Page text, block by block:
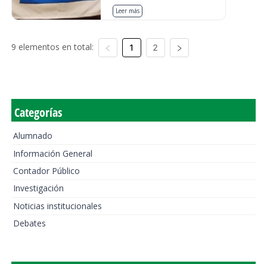
Leer más
9 elementos en total: 1 2
Categorías
Alumnado
Información General
Contador Público
Investigación
Noticias institucionales
Debates